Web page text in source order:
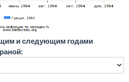
и следующим годами